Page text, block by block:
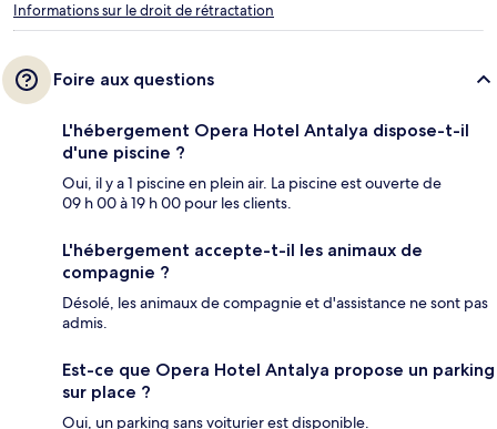
Informations sur le droit de rétractation
Foire aux questions
L'hébergement Opera Hotel Antalya dispose-t-il
d'une piscine ?
Oui, il y a 1 piscine en plein air. La piscine est ouverte de
09 h 00 à 19 h 00 pour les clients.
L'hébergement accepte-t-il les animaux de
compagnie ?
Désolé, les animaux de compagnie et d'assistance ne sont pas
admis.
Est-ce que Opera Hotel Antalya propose un parking
sur place ?
Oui, un parking sans voiturier est disponible.